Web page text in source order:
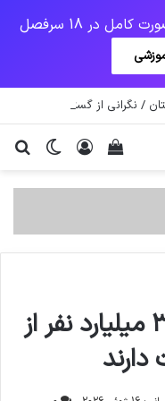
در 18 سرفصل
تغییر ورود
دیدن سبد خرید
٨ مردي كه بيشتر از ٣.٦ ميليارد نفر از